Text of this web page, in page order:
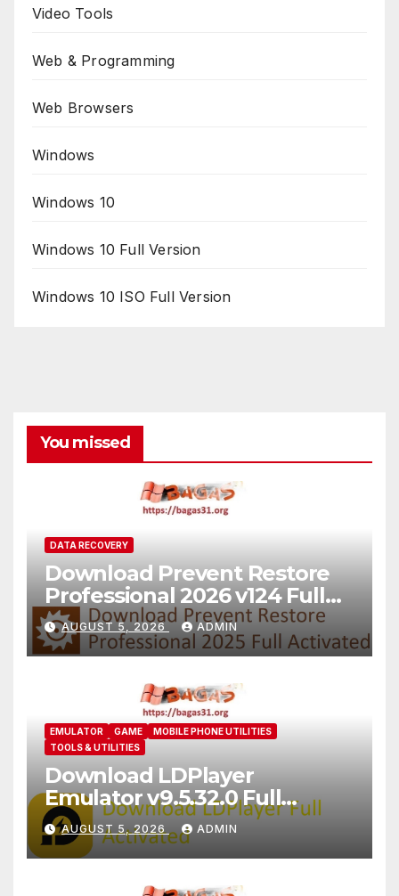
Video Tools
Web & Programming
Web Browsers
Windows
Windows 10
Windows 10 Full Version
Windows 10 ISO Full Version
You missed
DATA RECOVERY
Download Prevent Restore
Professional 2026 v124 Full
Version
AUGUST 5, 2026 ADMIN
EMULATOR GAME
MOBILE PHONE UTILITIES
TOOLS & UTILITIES
Download LDPlayer
Emulator v9.5.32.0 Full
Version For PC [2026]
AUGUST 5, 2026 ADMIN